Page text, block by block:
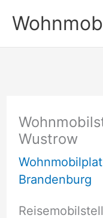
Inhalt
springen
Wustrow
Brandenburg